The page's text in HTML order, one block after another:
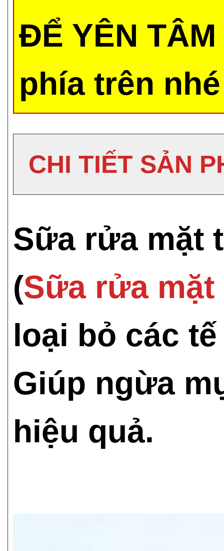
ĐỂ YÊN
phía trên
CHI TIẾT SẢN
Sữa rửa mặt
(Sữa rửa mặt
loại bỏ các
Giúp ngừa
hiệu quả.